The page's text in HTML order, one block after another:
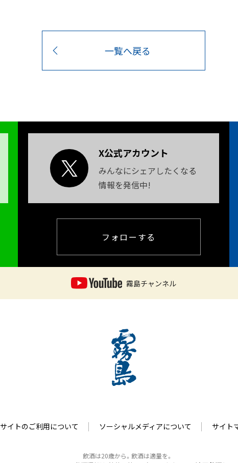
一覧へ戻る
X公式アカウント
みんなにシェアしたくなる
情報を発信中!
フォローする
霧島チャンネル
サイトのご利用について ソーシャルメディアについて サイト
飲酒は20歳から。飲酒は適量を。